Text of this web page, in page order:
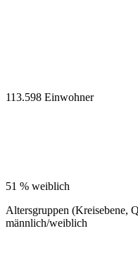
113.598 Einwohner
51 % weiblich
Altersgruppen (Kreisebene,
männlich/weiblich